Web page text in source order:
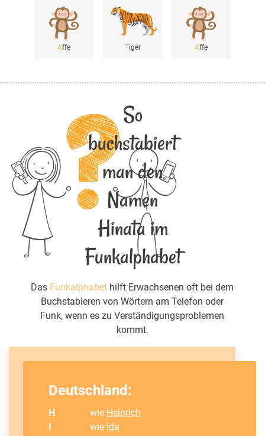
Affe Tiger Affe
So
buchstabiert
man den
Namen
Hinata im
Funkalphabet
Das Funkalphabet hilft Erwachsenen oft bei dem
Buchstabieren von Wörtern am Telefon oder
Funk, wenn es zu Verständigungsproblemen
kommt.
Deutschland:
H wie Heinrich
I
wie Ida